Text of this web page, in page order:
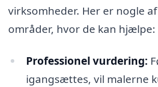
virksomheder. Her er nogle
områder, hvor de kan hjælpe:
Professionel vurdering:
igangsættes, vil malerne